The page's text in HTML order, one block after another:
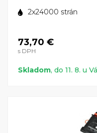
2x24000 strán
73,70 €
s DPH
Skladom, do 11. 8. u